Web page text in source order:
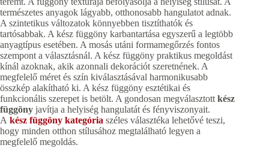
természetes anyagok lágyabb, otthonosabb hangulatot adnak.
A szintetikus változatok könnyebben tisztíthatók és
tartósabbak. A kész függöny karbantartása egyszerű a legtöbb
anyagtípus esetében. A mosás utáni formamegőrzés fontos
szempont a választásnál. A kész függöny praktikus megoldást
kínál azoknak, akik azonnali dekorációt szeretnének. A
megfelelő méret és szín kiválasztásával harmonikusabb
összkép alakítható ki. A kész függöny esztétikai és
funkcionális szerepet is betölt. A gondosan megválasztottkész
függöny javítja a helyiség hangulatát és fényviszonyait.
A kész függöny kategória széles választéka lehetővé teszi,
hogy minden otthon stílusához megtalálható legyen a
megfelelő megoldás.